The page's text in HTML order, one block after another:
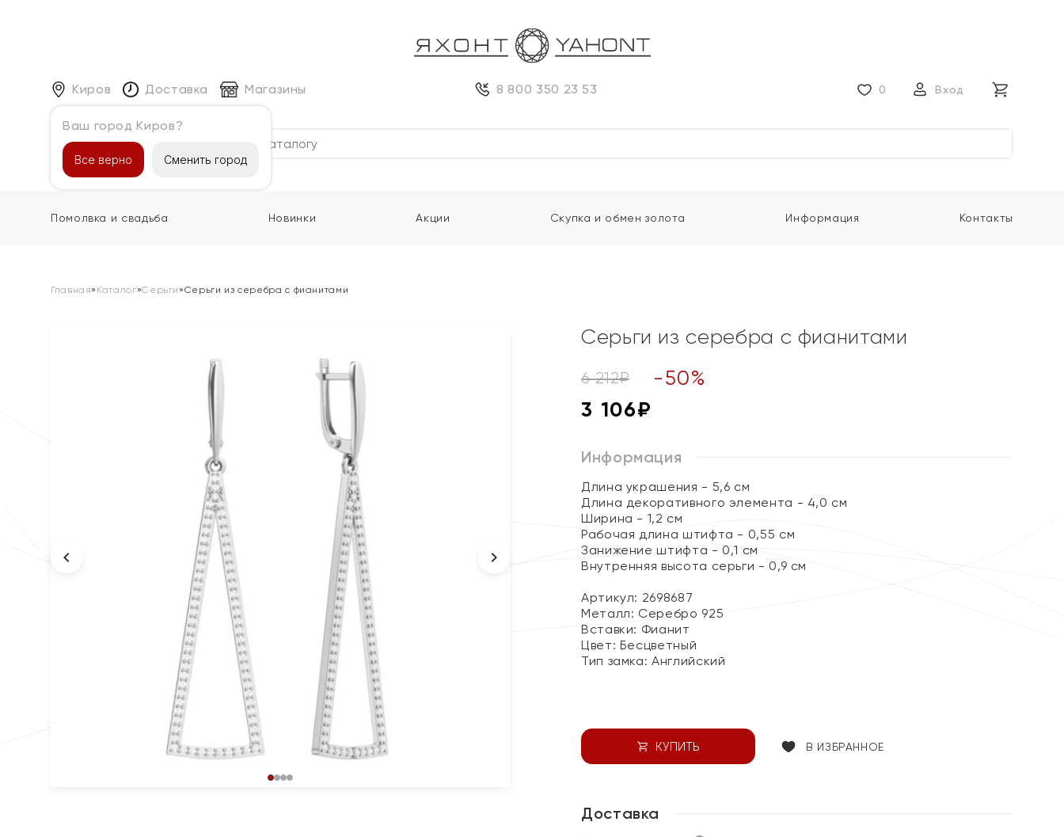
Киров
Ваш город Киров?
Все верно Сменить город
Доставка Магазины 8 800 350 23 53 0 Вход
Каталог
Помолвка и свадьба Новинки Акции Скупка и обмен золота Информация Контакты
Главная» Каталог»Серьги »Серьги из серебра с фианитами
Серьги из серебра с фианитами
6 212₽ -50%
3 106₽
Информация
Длина украшения - 5,6 см
Длина декоративного элемента - 4,0 см
Ширина - 1,2 см
Рабочая длина штифта - 0,55 см
Занижение штифта - 0,1 см
Внутренняя высота серьги - 0,9 см
Артикул: 2698687
Металл: Серебро 925
Вставки: Фианит
Цвет: Бесцветный
Тип замка:Английский
КУПИТЬ В ИЗБРАННОЕ
Доставка